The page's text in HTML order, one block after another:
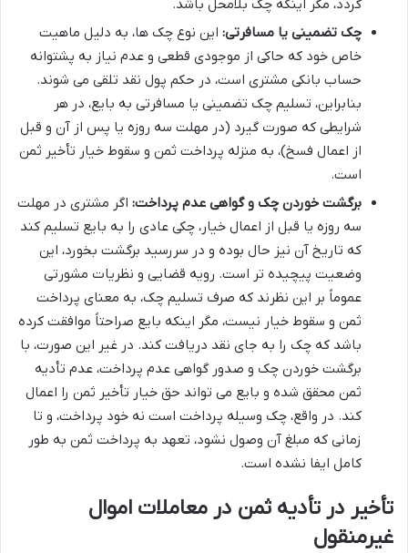
گردد، مگر اینکه چک بلامحل باشد.
چک تضمینی یا مسافرتی: این نوع چک ها، به دلیل ماهیت
خاص خود که حاکی از موجودی قطعی و عدم نیاز به پشتوانه
حساب بانکی مشتری است، در حکم پول نقد تلقی می شوند.
بنابراین، تسلیم چک تضمینی یا مسافرتی به بایع، در هر
شرایطی که صورت گیرد (در مهلت سه روزه یا پس از آن و قبل
از اعمال فسخ)، به منزله پرداخت ثمن و سقوط خیار تأخیر ثمن
است.
برگشت خوردن چک و گواهی عدم پرداخت: اگر مشتری در مهلت
سه روزه یا قبل از اعمال خیار، چکی عادی را به بایع تسلیم کند
که تاریخ آن نیز حال بوده و در سررسید برگشت بخورد، این
وضعیت پیچیده تر است. رویه قضایی و نظریات مشورتی
عموماً بر این نظرند که صرف تسلیم چک، به معنای پرداخت
ثمن و سقوط خیار نیست، مگر اینکه بایع صراحتاً موافقت کرده
باشد که چک را به جای نقد دریافت کند. در غیر این صورت، با
برگشت خوردن چک و صدور گواهی عدم پرداخت، عدم تأدیه
ثمن محقق شده و بایع می تواند حق خیار تأخیر ثمن را اعمال
کند. در واقع، چک وسیله پرداخت است نه خود پرداخت، و تا
زمانی که مبلغ آن وصول نشود، تعهد به پرداخت ثمن به طور
کامل ایفا نشده است.
تأخیر در تأدیه ثمن در معاملات اموال
غیرمنقول